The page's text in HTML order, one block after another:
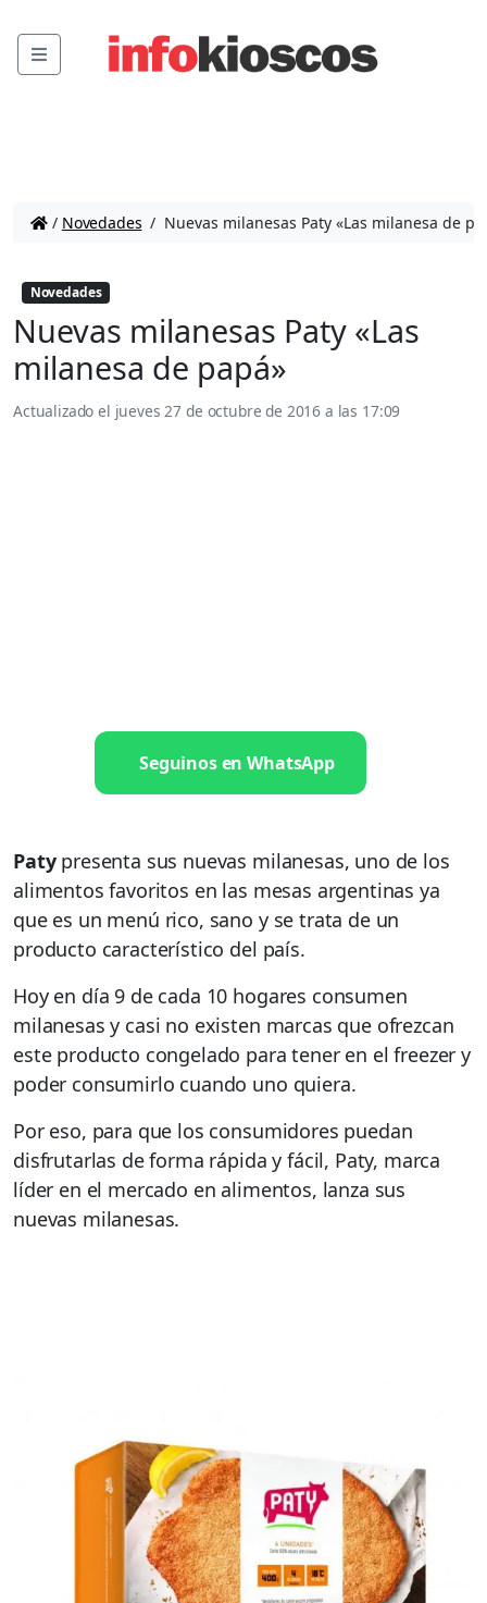
Menu
/ Novedades / Nuevas milanesas Paty «Las milanesa de
Novedades
Nuevas milanesas Paty «Las
milanesa de papá»
Actualizado el jueves 27 de octubre de 2016 a las 17:09
Seguinos en WhatsApp
Patypresenta sus nuevas milanesas, uno de los
alimentos favoritos en las mesas argentinas ya
que es un menú rico, sano y se trata de un
producto característico del país.
Hoy en día 9 de cada 10 hogares consumen
milanesas y casi no existen marcas que ofrezcan
este producto congelado para tener en el freezer y
poder consumirlo cuando uno quiera.
Por eso, para que los consumidores puedan
disfrutarlas de forma rápida y fácil, Paty, marca
líder en el mercado en alimentos, lanza sus
nuevas milanesas.